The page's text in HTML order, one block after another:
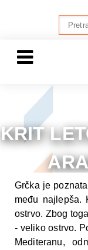
KRIT
Grčka je
među najlepša.
ostrvo. Zbog
- veliko ostrvo.
Mediteranu,